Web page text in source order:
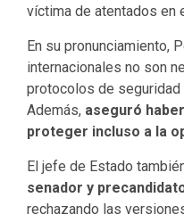
víctima de atentados en
En su pronunciamiento,
internacionales no son
protocolos de
Además, aseguró
proteger incluso a la
El jefe de Estado
senador y
rechazando las